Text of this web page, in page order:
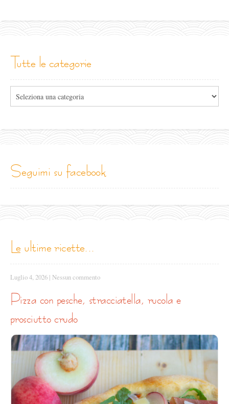
tutte le categorie
seguimi su facebook
le ultime ricette...
Luglio 4, 2026 | Nessun commento
pizza con pesche, stracciatella, rucola e
prosciutto crudo